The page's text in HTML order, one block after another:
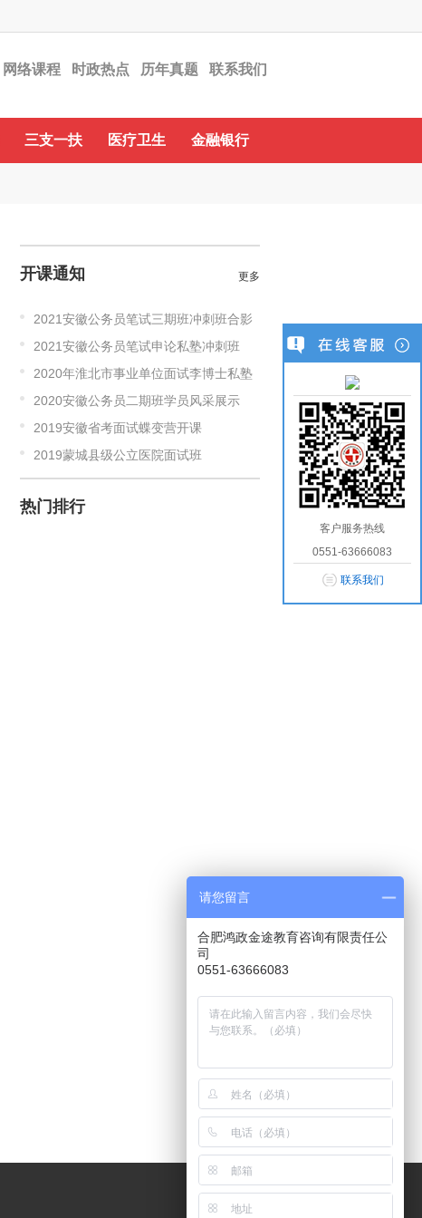
网络课程 时政热点 历年真题 联系我们
三支一扶 医疗卫生 金融银行
更多
开课通知
2021安徽公务员笔试三期班冲刺班合影
2021安徽公务员笔试申论私塾冲刺班
2020年淮北市事业单位面试李博士私塾
班
2020安徽公务员二期班学员风采展示
2019安徽省考面试蝶变营开课
2019蒙城县级公立医院面试班
热门排行
客户服务热线
0551-63666083
联系我们
请您留言
合肥鸿政金途教育咨询有限责任公
司
0551-63666083